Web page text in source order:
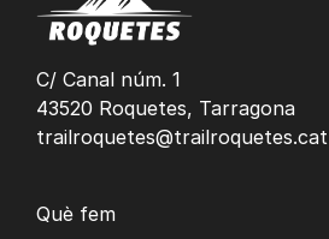
C/ Canal núm. 1
43520 Roquetes, Tarragona
trailroquetes@trailroquetes.cat
Què fem